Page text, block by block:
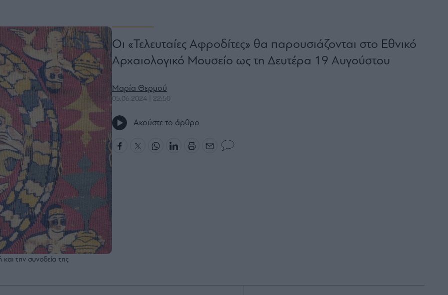
Οι «Τελευταίες Αφροδίτες» θα παρουσιάζονται στο Εθνικό
Αρχαιολογικό Μουσείο ως τη Δευτέρα 19 Αυγούστου
Μαρία Θερμού
05.06.2024 | 22:50
Ακούστε το άρθρο
την συνοδεία της